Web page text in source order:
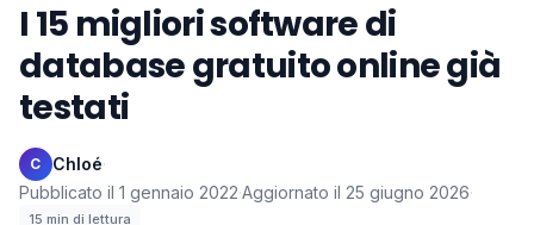
I 15 migliori software di
database gratuito online​ già
testati
C Chloé·
Pubblicato il 1 gennaio 2022·Aggiornato il 25 giugno 2026·
15 min di lettura